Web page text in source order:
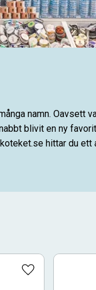
namn. Oavsett
blivit en ny
hittar du
helt egna stock
Lägg till i favoriter